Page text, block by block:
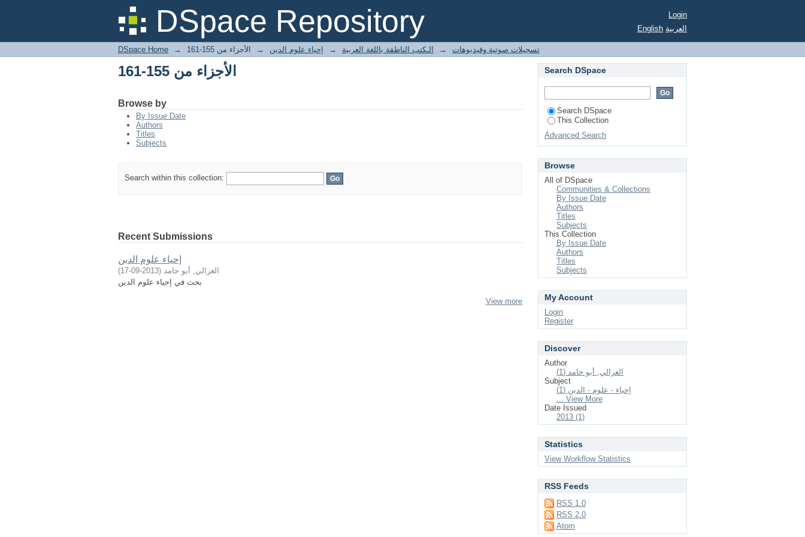
DSpace Repository
الأجزاء من 155-161
Login
English العربية
DSpace Home → تسجيلات صوتية وفيديوهات → الـكتب الناطقة باللغة العربية → إحياء علوم الدين → الأجزاء من 155-161
الأجزاء من 155-161
Browse by
By Issue Date
Authors
Titles
Subjects
Search within this collection:
Recent Submissions
إحياء علوم الدين
الغزالي, أبو حامد (
2013-09-17
)
بحث في إحياء علوم الدين
View more
Search DSpace
Search DSpace
This Collection
Advanced Search
Browse
All of DSpace
Communities & Collections
By Issue Date
Authors
Titles
Subjects
This Collection
By Issue Date
Authors
Titles
Subjects
My Account
Login
Register
Discover
Author
الغزالي, أبو حامد (1)
Subject
إحياء - علوم - الدين (1)
... View More
Date Issued
2013 (1)
Statistics
View Workflow Statistics
RSS Feeds
RSS 1.0
RSS 2.0
Atom